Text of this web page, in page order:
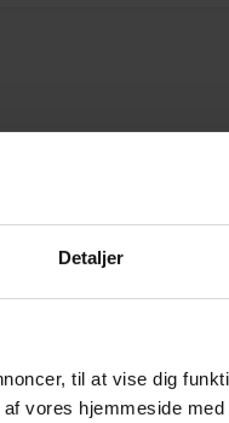
Detaljer
til at vise dig
vores hjemmeside